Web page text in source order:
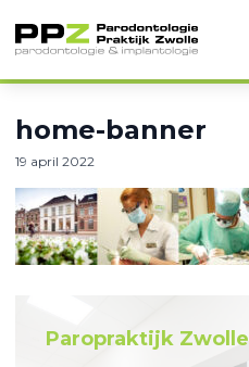
home-banner
19 april 2022
Paropraktijk Zwolle